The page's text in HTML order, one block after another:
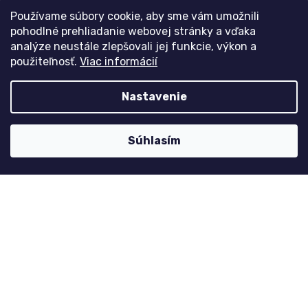
Používame súbory cookie, aby sme vám umožnili
pohodlné prehliadanie webovej stránky a vďaka
analýze neustále zlepšovali jej funkcie, výkon a
použiteľnosť. Viac informácií
Nastavenie
Súhlasím
Podmienky ochrany osobných údajov
Postup vrátenia tovaru
Česko
Môj účet